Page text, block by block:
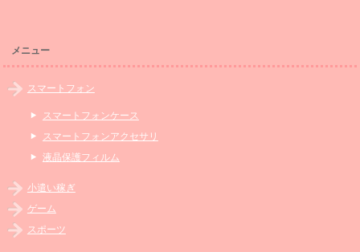
メニュー
スマートフォン
スマートフォンケース
スマートフォンアクセサリ
液晶保護フィルム
小遣い稼ぎ
ゲーム
スポーツ